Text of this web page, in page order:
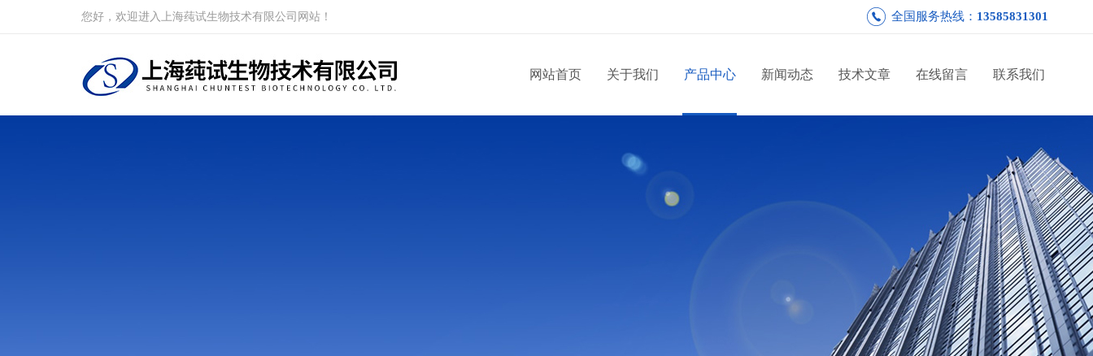
您好，欢迎进入上海莼试生物技术有限公司网站！ 全国服务热线： 13585831301
网站首页 关于我们 产品中心 新闻动态 技术文章 在线留言 联系我们